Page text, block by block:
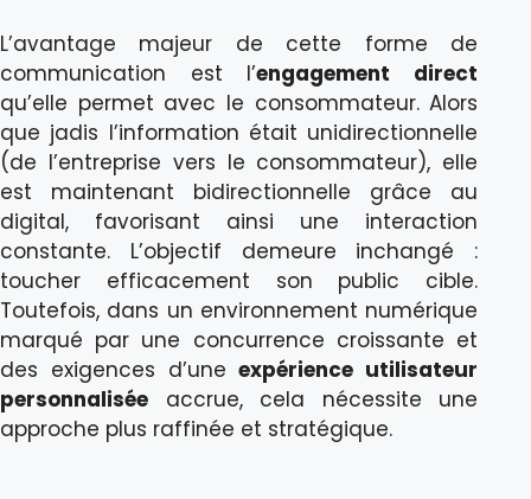
L’avantage majeur de cette forme de
communication est l’engagement direct
qu’elle permet avec le consommateur. Alors
que jadis l’information était unidirectionnelle
(de l’entreprise vers le consommateur), elle
est maintenant bidirectionnelle grâce au
digital, favorisant ainsi une interaction
constante. L’objectif demeure inchangé :
toucher efficacement son public cible.
Toutefois, dans un environnement numérique
marqué par une concurrence croissante et
des exigences d’uneexpérience utilisateur
personnalisée accrue, cela nécessite une
approche plus raffinée et stratégique.